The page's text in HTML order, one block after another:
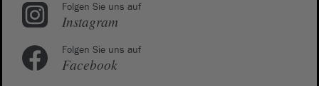
Folgen Sie uns auf
Instagram
Folgen Sie uns auf
Facebook